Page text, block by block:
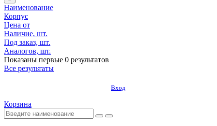
Наименование
Корпус
Цена от
Наличие, шт.
Под заказ, шт.
Аналогов, шт.
Показаны первые 0 результатов
Все результаты
Вход
Корзина